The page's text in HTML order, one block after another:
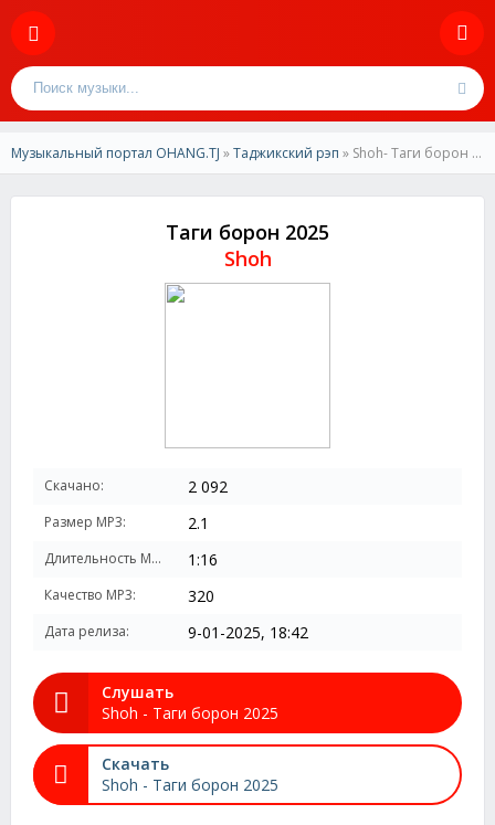
Музыкальный портал OHANG.TJ »Таджикский рэп » Shoh- Таги борон 2025
Таги борон 2025
Shoh
Скачано: 2 092
Размер MP3: 2.1
Длительность MP3: 1:16
Качество MP3: 320
Дата релиза: 9-01-2025, 18:42
Слушать
Shoh - Таги борон 2025
Скачать
Shoh - Таги борон 2025